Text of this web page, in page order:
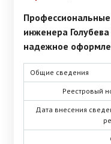
Профессиональные
инженера
надежное
Общие сведения
Реестровый
Дата внесения